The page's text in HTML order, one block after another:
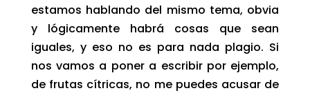
estamos hablando del mismo tema, obvia
y lógicamente habrá cosas que sean
iguales, y eso no es para nada plagio. Si
nos vamos a poner a escribir por ejemplo,
de frutas cítricas, no me puedes acusar de